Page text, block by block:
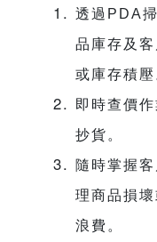
透過PDA
品庫存及
或庫存積壓
即時查價
抄貨。
隨時掌握
理商品損
浪費。